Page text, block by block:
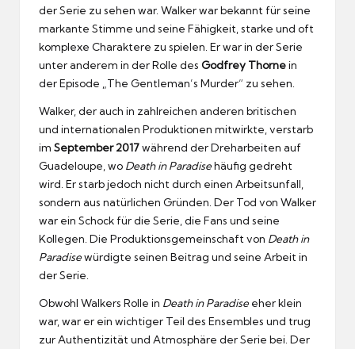
der Serie zu sehen war. Walker war bekannt für seine
markante Stimme und seine Fähigkeit, starke und oft
komplexe Charaktere zu spielen. Er war in der Serie
unter anderem in der Rolle des Godfrey Thornein
der Episode „The Gentleman’s Murder“ zu sehen.
Walker, der auch in zahlreichen anderen britischen
und internationalen Produktionen mitwirkte, verstarb
im September 2017während der Dreharbeiten auf
Guadeloupe, wo Death in Paradisehäufig gedreht
wird. Er starb jedoch nicht durch einen Arbeitsunfall,
sondern aus natürlichen Gründen. Der Tod von Walker
war ein Schock für die Serie, die Fans und seine
Kollegen. Die Produktionsgemeinschaft von Death in
Paradisewürdigte seinen Beitrag und seine Arbeit in
der Serie.
Obwohl Walkers Rolle in Death in Paradise eher klein
war, war er ein wichtiger Teil des Ensembles und trug
zur Authentizität und Atmosphäre der Serie bei. Der